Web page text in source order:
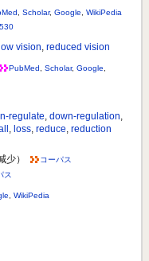
Scholar, Google WikiPedia
vision, reduced vision
PubMed Scholar, Google
regulate, down-regulation,
, loss, reduce, reduction
少） コーパス
ス
WikiPedia